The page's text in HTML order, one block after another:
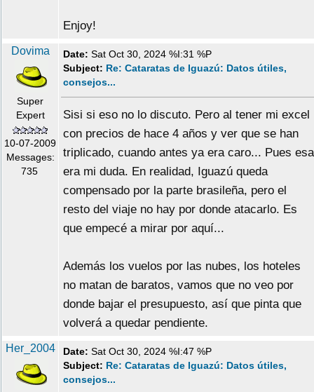
Enjoy!
Dovima
Super
Expert
10-07-2009
Messages:
735
Date: Sat Oct 30, 2024 %I:31 %P
Subject: Re: Cataratas de Iguazú: Datos útiles,
consejos...
Sisi si eso no lo discuto. Pero al tener mi excel
con precios de hace 4 años y ver que se han
triplicado, cuando antes ya era caro... Pues esa
era mi duda. En realidad, Iguazú queda
compensado por la parte brasileña, pero el
resto del viaje no hay por donde atacarlo. Es
que empecé a mirar por aquí...
Además los vuelos por las nubes, los hoteles
no matan de baratos, vamos que no veo por
donde bajar el presupuesto, así que pinta que
volverá a quedar pendiente.
Her_2004 Date: Sat Oct 30, 2024 %I:47 %P
Subject: Re: Cataratas de Iguazú: Datos útiles,
consejos...